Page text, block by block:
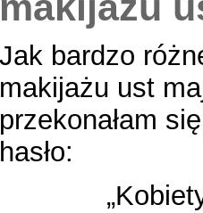
Jak bardzo
makijażu ust
przekonałam
hasło: